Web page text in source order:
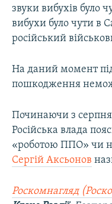
звуки вибухів було
вибухи було чути в
російський
На даний момент
пошкодження
Починаючи з
Російська влада
«роботою ППО» чи
Сергій Аксьонов
Роскомнагляд